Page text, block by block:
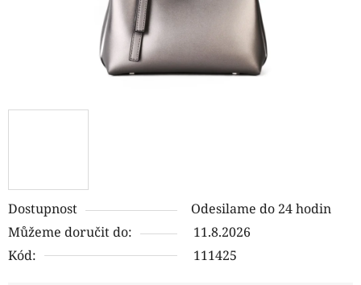
Dostupnost
Odesilame do 24 hodin
Můžeme doručit do:
11.8.2026
Kód:
111425